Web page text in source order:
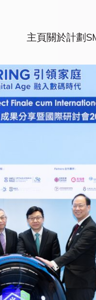
主頁關於計劃